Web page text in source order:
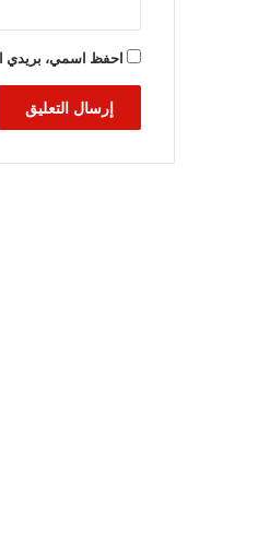
احفظ اسمي، بريدي